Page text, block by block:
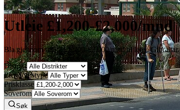
Utleie £1,200-£2,000/mnd
Bla gjennom utleie £1,200-£2,000/mnd til leie i Gibraltar.
Distrikt
Eiendomstype
Prisklasse
Soverom
Søk